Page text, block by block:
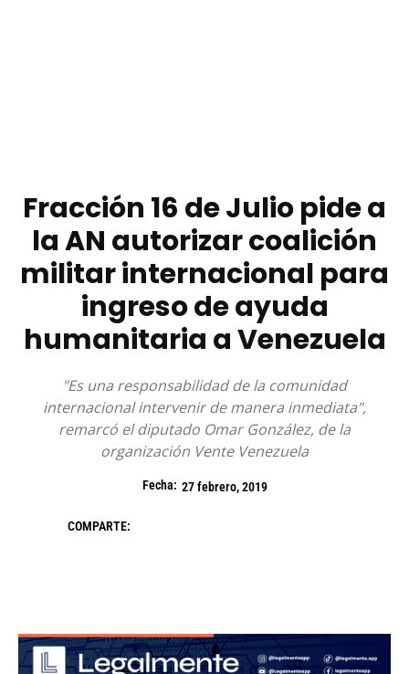
Fracción 16 de Julio pide a
la AN autorizar coalición
militar internacional para
ingreso de ayuda
humanitaria a Venezuela
"Es una responsabilidad de la comunidad
internacional intervenir de manera inmediata",
remarcó el diputado Omar González, de la
organización Vente Venezuela
Fecha: 27 febrero, 2019
COMPARTE: